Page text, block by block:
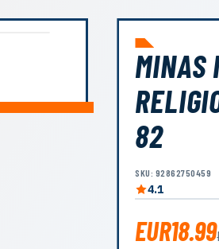
MINAS
82
SKU: 92862750459
4.1
EUR18.99